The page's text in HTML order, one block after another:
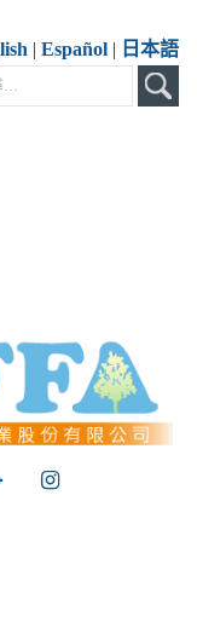
| Español | 日本語